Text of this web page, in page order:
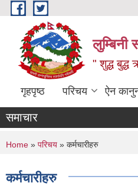
Skip to main content
लुम्बिनी
" शुद्ध बुद्ध
गृहपृष्ठ परिचय ऐन
समाचार
You are here
Home » परिचय » कर्मचारीहरु
कर्मचारीहरु